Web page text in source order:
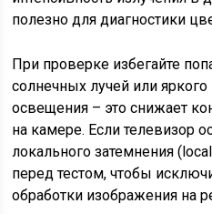
полезно для диагностики
При проверке избегайте
солнечных лучей или яркого
освещения – это снижает
на камере. Если телевизор
локального затемнения
перед тестом, чтобы
обработки изображения на